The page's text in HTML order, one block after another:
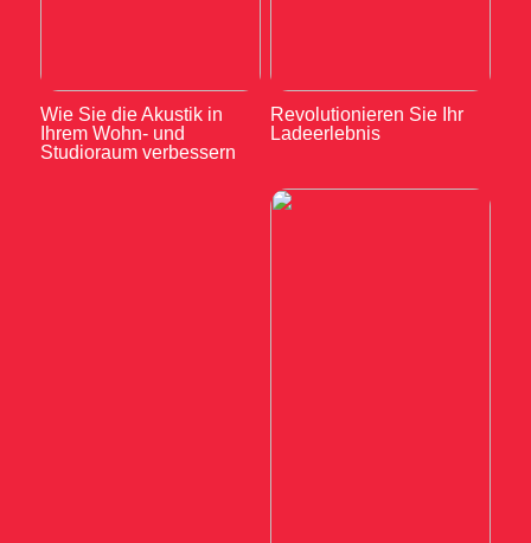
Wie Sie die Akustik in
Ihrem Wohn- und
Studioraum verbessern
Revolutionieren Sie Ihr
Ladeerlebnis